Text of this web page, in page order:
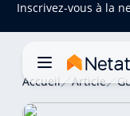
Inscrivez-vous à la
Accueil Article